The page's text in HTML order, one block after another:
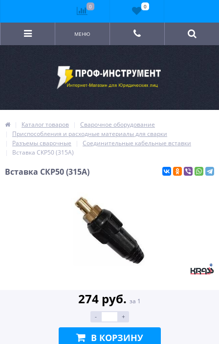
МЕНЮ
Каталог товаров
Сварочное оборудование
Приспособления и расходные материалы для сварки
Разъемы сварочные
Соединительные кабельные вставки
Вставка СКР50 (315А)
Вставка СКР50 (315А)
274 руб. за 1
-
+
В КОРЗИНУ
0 0